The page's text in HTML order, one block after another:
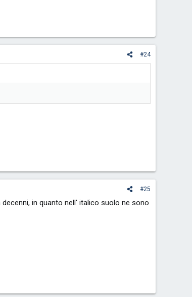
#24
#25
in quanto nell' italico suolo ne sono